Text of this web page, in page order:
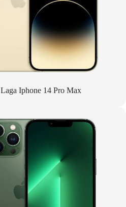
Laga Iphone 14 Pro Max